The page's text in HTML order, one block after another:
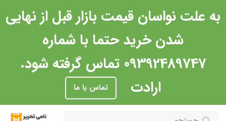
به علت نواسان قیمت بازار قبل از نهایی
شدن خرید حتما با شماره
09392489747 تماس گرفته شود.
ارادت
تماس با ما